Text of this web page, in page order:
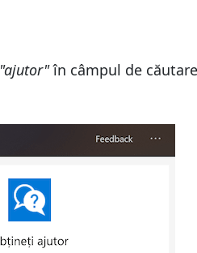
"ajutor"în câmpul de